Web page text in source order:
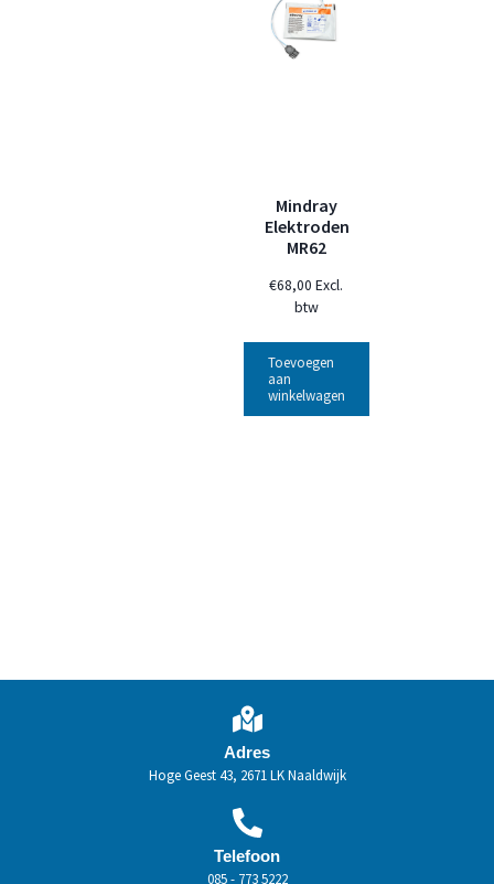
Mindray
Elektroden
MR62
€68,00 Excl.
btw
Toevoegen
aan
winkelwagen
Adres
Hoge Geest 43, 2671 LK Naaldwijk
Telefoon
085 - 773 5222